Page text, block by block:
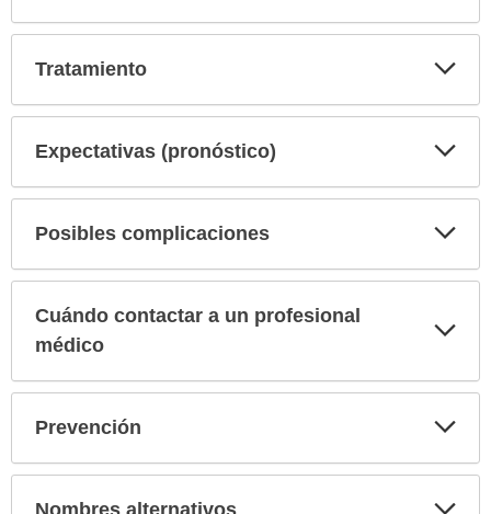
Tratamiento
Expectativas (pronóstico)
Posibles complicaciones
Cuándo contactar a un profesional
médico
Prevención